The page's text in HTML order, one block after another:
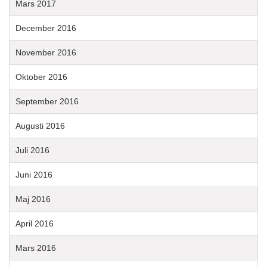
Mars 2017
December 2016
November 2016
Oktober 2016
September 2016
Augusti 2016
Juli 2016
Juni 2016
Maj 2016
April 2016
Mars 2016